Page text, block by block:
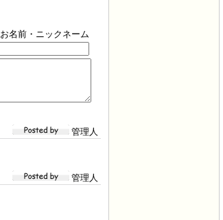
お名前・ニックネーム
管理人
管理人